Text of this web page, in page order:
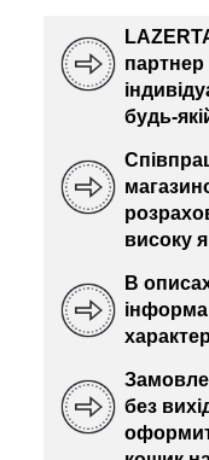
партнер
будь-
високу
В
без